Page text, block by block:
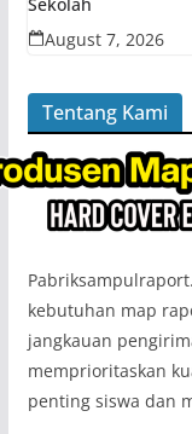
August 7, 2026
Tentang Kami
kebutuhan map
jangkauan
memprioritaskan
penting siswa dan